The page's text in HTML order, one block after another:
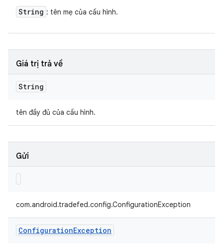
String : tên mẹ của cấu hình.
Giá trị trả về
String
tên đầy đủ của cấu hình.
Gửi
com.android.tradefed.config.ConfigurationException
ConfigurationException